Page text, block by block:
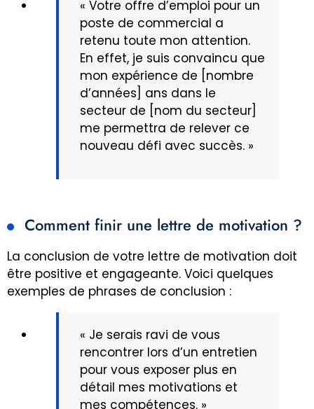
« Votre offre d’emploi pour un
poste de commercial a
retenu toute mon attention.
En effet, je suis convaincu que
mon expérience de [nombre
d’années] ans dans le
secteur de [nom du secteur]
me permettra de relever ce
nouveau défi avec succès. »
Comment finir une lettre de motivation ?
La conclusion de votre lettre de motivation doit
être positive et engageante. Voici quelques
exemples de phrases de conclusion :
« Je serais ravi de vous
rencontrer lors d’un entretien
pour vous exposer plus en
détail mes motivations et
mes compétences. »